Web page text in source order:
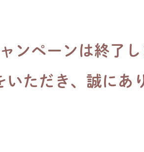
ンペーンは終了し
ただき、誠にあ